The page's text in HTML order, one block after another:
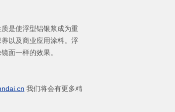
是使浮型铝银浆成为重
以及商业应用涂料。浮
面一样的效果。
我们将会有更多精